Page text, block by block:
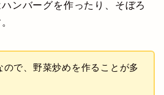
ンバーグを作ったり、そぼろ
ので、野菜炒めを作ることが多